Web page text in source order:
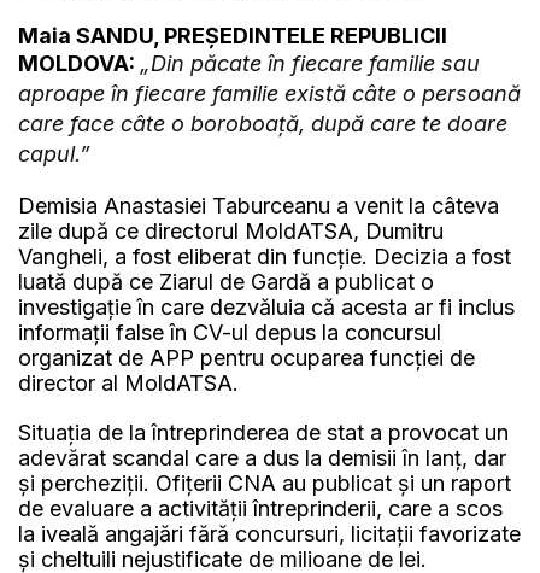
Maia SANDU, PREȘEDINTELE REPUBLICII
MOLDOVA: „Din păcate în fiecare familie sau
aproape în fiecare familie există câte o persoană
care face câte o boroboață, după care te doare
capul.”
Demisia Anastasiei Taburceanu a venit la câteva
zile după ce directorul MoldATSA, Dumitru
Vangheli, a fost eliberat din funcție. Decizia a fost
luată după ce Ziarul de Gardă a publicat o
investigație în care dezvăluia că acesta ar fi inclus
informații false în CV-ul depus la concursul
organizat de APP pentru ocuparea funcției de
director al MoldATSA.
Situația de la întreprinderea de stat a provocat un
adevărat scandal care a dus la demisii în lanț, dar
și percheziții. Ofițerii CNA au publicat și un raport
de evaluare a activității întreprinderii, care a scos
la iveală angajări fără concursuri, licitații favorizate
și cheltuili nejustificate de milioane de lei.